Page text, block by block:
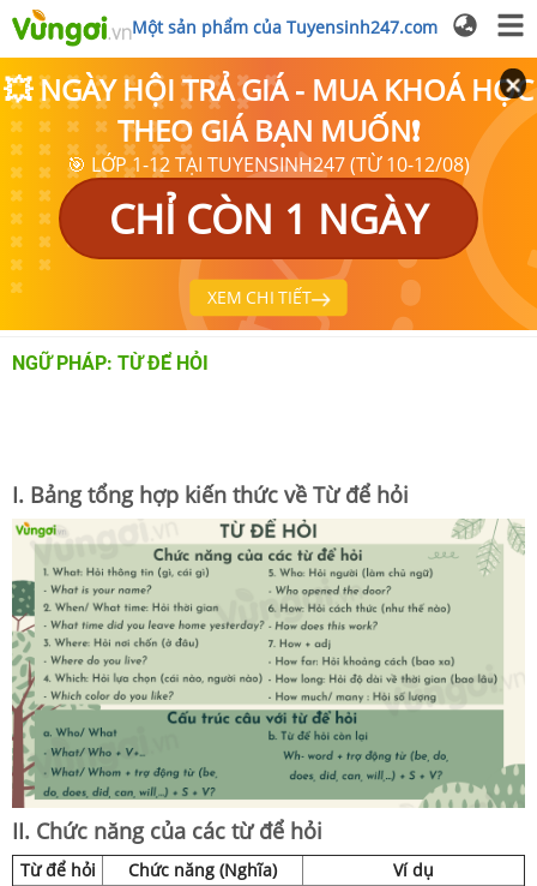
Một sản phẩm của Tuyensinh247.com
💥 NGÀY HỘI TRẢ GIÁ - MUA KHOÁ HỌC
THEO GIÁ BẠN MUỐN❗
🎯 LỚP 1-12 TẠI TUYENSINH247 (TỪ 10-12/08)
CHỈ CÒN 1 NGÀY
XEM CHI TIẾT
NGỮ PHÁP: TỪ ĐỂ HỎI
I. Bảng tổng hợp kiến thức về Từ để hỏi
II. Chức năng của các từ để hỏi
Từ để hỏi Chức năng (Nghĩa)
Ví dụ